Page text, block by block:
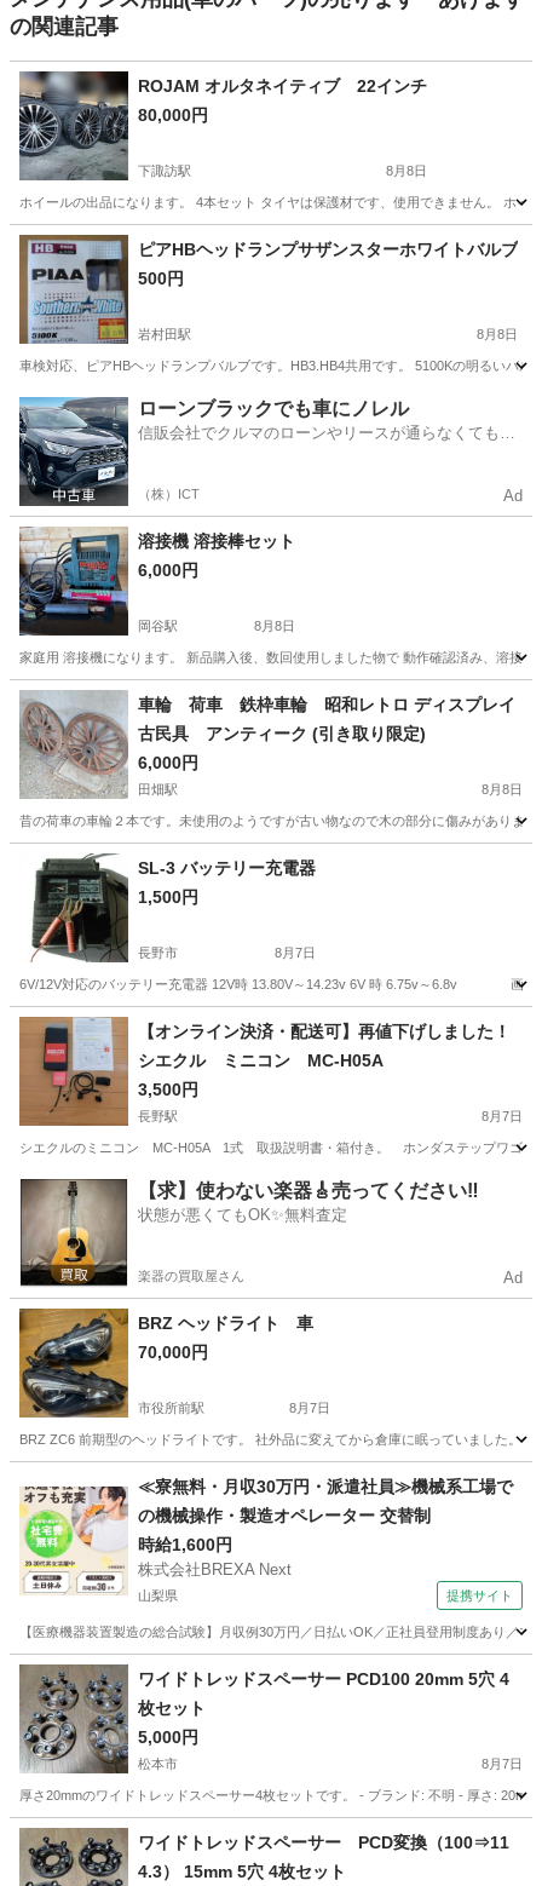
の関連記事
ROJAM オルタネイティブ 22インチ
80,000円
下諏訪駅 8月8日
ホイールの出品になります。 4本セット タイヤは保護材です、使用できません。 ホイ
長野 諏訪郡 下諏訪駅 タイヤ、ホイール
ピアHBヘッドランプサザンスターホワイトバルブ
500円
岩村田駅 8月8日
車検対応、ピアHBヘッドランプバルブです。HB3.HB4共用です。 5100Kの明るいバ
長野 佐久市 岩村田駅 パーツ
ローンブラックでも車にノレル
信販会社でクルマのローンやリースが通らなくてもク
（株）ICT Ad
溶接機 溶接棒セット
6,000円
岡谷駅 8月8日
家庭用 溶接機になります。 新品購入後、数回使用しました物で 動作確認済み、溶接
長野 岡谷市 岡谷駅 その他 溶接機
車輪 荷車 鉄枠車輪 昭和レトロ ディスプレイ
古民具 アンティーク (引き取り限定)
6,000円
田畑駅 8月8日
昔の荷車の車輪２本です。未使用のようですが古い物なので木の部分に傷みがありま
長野 上伊那郡 田畑駅 タイヤ、ホイール
SL-3 バッテリー充電器
1,500円
長野市 8月7日
6V/12V対応のバッテリー充電器 12V時 13.80V～14.23v 6V 時 6.75v～6.8v 画像
長野 長野市 メンテナンス用品 充電器
【オンライン決済・配送可】再値下げしました！
シエクル ミニコン MC-H05A
3,500円
長野駅 8月7日
シエクルのミニコン MC-H05A 1式 取扱説明書・箱付き。 ホンダステップワゴ
長野 長野市 長野駅 その他 シエクル
【求】使わない楽器🎸売ってください‼️
状態が悪くてもOK✨無料査定
楽器の買取屋さん Ad
BRZ ヘッドライト 車
70,000円
市役所前駅 8月7日
BRZ ZC6 前期型のヘッドライトです。 社外品に変えてから倉庫に眠っていました。
市役所前駅 外装、車外用品
≪寮無料・月収30万円・派遣社員≫機械系工場で
の機械操作・製造オペレーター 交替制
時給1,600円
株式会社BREXA Next
山梨県 提携サイト
【医療機器装置製造の総合試験】月収例30万円／日払いOK／正社員登用制度あり
山梨 その他
ワイドトレッドスペーサー PCD100 20mm 5穴 4
枚セット
5,000円
松本市 8月7日
厚さ20mmのワイドトレッドスペーサー4枚セットです。 - ブランド: 不明 - 厚さ:
長野 松本市 車のパーツ
ワイドトレッドスペーサー PCD変換（100⇒11
4.3） 15mm 5穴 4枚セット